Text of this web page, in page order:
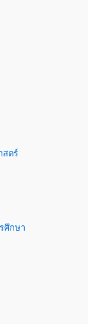
สตร์
ศึกษา